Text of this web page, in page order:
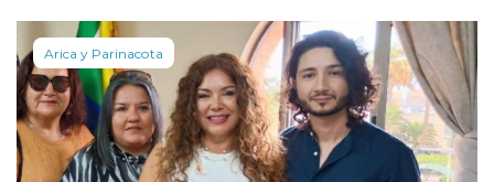
Arica y Parinacota